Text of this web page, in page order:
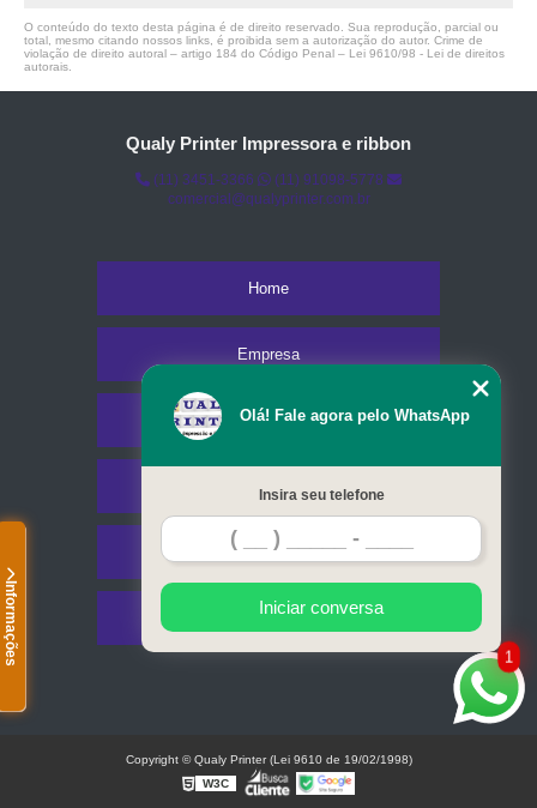
Informações
O conteúdo do texto desta página é de direito reservado. Sua reprodução, parcial ou
total, mesmo citando nossos links, é proibida sem a autorização do autor. Crime de
violação de direito autoral – artigo 184 do Código Penal – Lei 9610/98 - Lei de direitos
autorais
Qualy Printer Impressora e ribbon
(11) 3451-3366
(11) 91098-5778
comercial@qualyprinter.com.br
Home
Empresa
Missão
Serviços
Contato
Mapa do site
1
Olá! Fale agora pelo WhatsApp
Insira seu telefone
Iniciar conversa
Copyright © Qualy Printer (Lei 9610 de 19/02/1998)
W3C